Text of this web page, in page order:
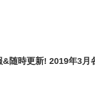
&随時更新! 2019年3月